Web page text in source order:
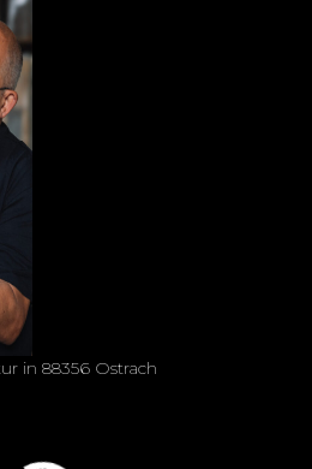
in 88356 Ostrach